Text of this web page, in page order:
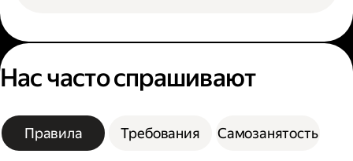
Нас часто спрашивают
Правила Требования Самозанятость